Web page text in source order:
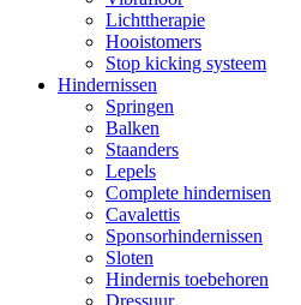
Lichttherapie
Hooistomers
Stop kicking systeem
Hindernissen
Springen
Balken
Staanders
Lepels
Complete hindernisen
Cavalettis
Sponsorhindernissen
Sloten
Hindernis toebehoren
Dressuur